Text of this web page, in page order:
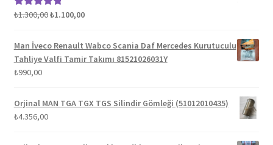
5 üzerinden
₺1.300,00Orijinal
₺1.300,00.
₺1.100,00Şu
fiyat:
₺1.100,00.
Man İveco Renault Wabco Scania Daf Mercedes Kurutuculu
Tahliye Valfi Tamir Takımı 81521026031Y
₺990,00
Orjinal MAN TGA TGX TGS Silindir Gömleği (51012010435)
₺4.356,00